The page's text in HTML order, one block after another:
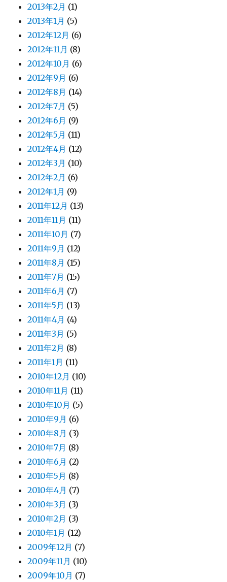
2013年2月 (1)
2013年1月 (5)
2012年12月 (6)
2012年11月 (8)
2012年10月 (6)
2012年9月 (6)
2012年8月 (14)
2012年7月 (5)
2012年6月 (9)
2012年5月 (11)
2012年4月 (12)
2012年3月 (10)
2012年2月 (6)
2012年1月 (9)
2011年12月 (13)
2011年11月 (11)
2011年10月 (7)
2011年9月 (12)
2011年8月 (15)
2011年7月 (15)
2011年6月 (7)
2011年5月 (13)
2011年4月 (4)
2011年3月 (5)
2011年2月 (8)
2011年1月 (11)
2010年12月 (10)
2010年11月 (11)
2010年10月 (5)
2010年9月 (6)
2010年8月 (3)
2010年7月 (8)
2010年6月 (2)
2010年5月 (8)
2010年4月 (7)
2010年3月 (3)
2010年2月 (3)
2010年1月 (12)
2009年12月 (7)
2009年11月 (10)
2009年10月 (7)